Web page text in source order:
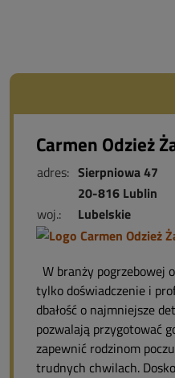
Carmen Odzież
adres: Sierpniowa 47
20-816 Lublin
woj.:
Lubelskie
W branży pogrzebowej
tylko doświadczenie i
dbałość o najmniejsze
pozwalają przygotować
zapewnić rodzinom
trudnych chwilach.